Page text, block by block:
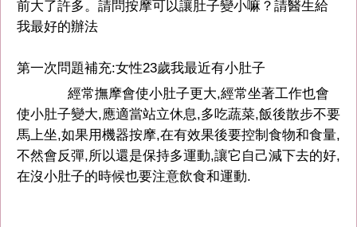
前大了許多。請問按摩可以讓肚子變小嘛？請醫生給
我最好的辦法
第一次問題補充:女性23歲我最近有小肚子
經常撫摩會使小肚子更大,經常坐著工作也會
使小肚子變大,應適當站立休息,多吃蔬菜,飯後散步不要
馬上坐,如果用機器按摩,在有效果後要控制食物和食量,
不然會反彈,所以還是保持多運動,讓它自己減下去的好,
在沒小肚子的時候也要注意飲食和運動.